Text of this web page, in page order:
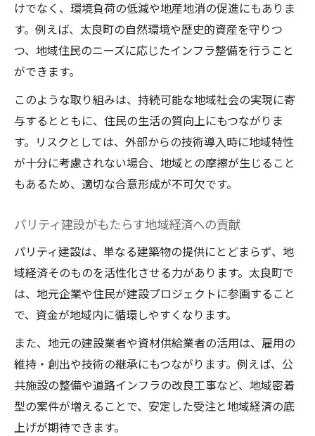
けでなく、環境負荷の低減や地産地消の促進にもありま
す。例えば、太良町の自然環境や歴史的資産を守りつ
つ、地域住民のニーズに応じたインフラ整備を行うこと
ができます。
このような取り組みは、持続可能な地域社会の実現に寄
与するとともに、住民の生活の質向上にもつながりま
す。リスクとしては、外部からの技術導入時に地域特性
が十分に考慮されない場合、地域との摩擦が生じること
もあるため、適切な合意形成が不可欠です。
パリティ建設がもたらす地域経済への貢献
パリティ建設は、単なる建築物の提供にとどまらず、地
域経済そのものを活性化させる力があります。太良町で
は、地元企業や住民が建設プロジェクトに参画すること
で、資金が地域内に循環しやすくなります。
また、地元の建設業者や資材供給業者の活用は、雇用の
維持・創出や技術の継承にもつながります。例えば、公
共施設の整備や道路インフラの改良工事など、地域密着
型の案件が増えることで、安定した受注と地域経済の底
上げが期待できます。